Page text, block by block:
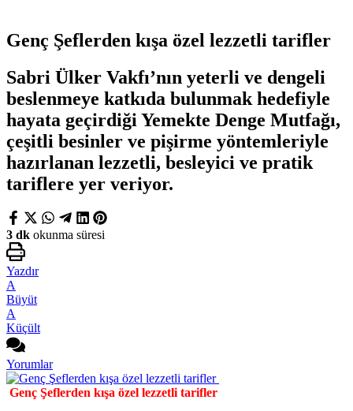
Genç Şeflerden kışa özel lezzetli tarifler
Sabri Ülker Vakfı’nın yeterli ve dengeli
beslenmeye katkıda bulunmak hedefiyle
hayata geçirdiği Yemekte Denge Mutfağı,
çeşitli besinler ve pişirme yöntemleriyle
hazırlanan lezzetli, besleyici ve pratik
tariflere yer veriyor.
3 dk okunma süresi
Yazdır
A
Büyüt
A
Küçült
Yorumlar
Genç Şeflerden kışa özel lezzetli tarifler